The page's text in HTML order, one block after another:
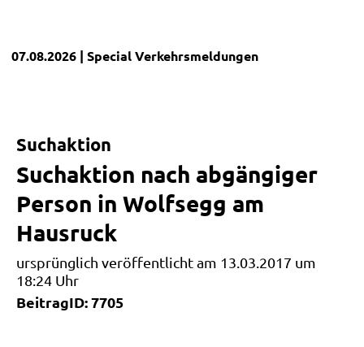
07.08.2026 | SpecialVerkehrsmeldungen
Suchaktion
Suchaktion nach abgängiger
Person in Wolfsegg am
Hausruck
ursprünglich veröffentlicht am 13.03.2017 um
18:24 Uhr
BeitragID: 7705